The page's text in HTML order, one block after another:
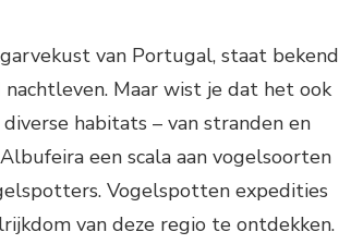
van Portugal, staat bekend
Maar wist je dat het ook
habitats – van stranden en
een scala aan vogelsoorten
Vogelspotten expedities
van deze regio te ontdekken.